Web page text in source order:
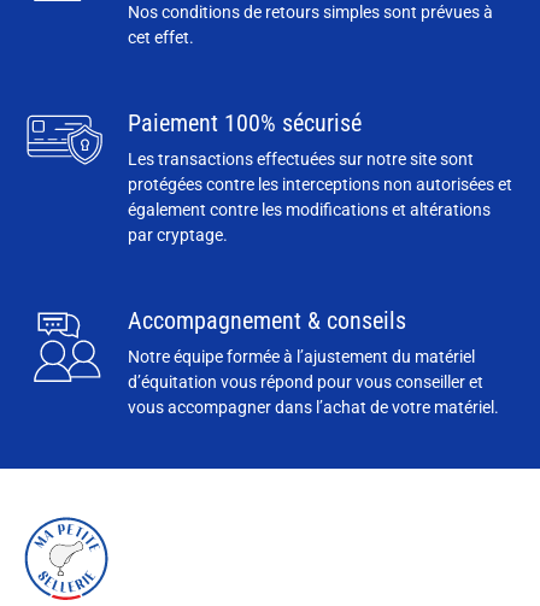
Nos conditions de retours simples sont prévues à
cet effet.
Paiement 100% sécurisé
Les transactions effectuées sur notre site sont
protégées contre les interceptions non autorisées et
également contre les modifications et altérations
par cryptage.
Accompagnement & conseils
Notre équipe formée à l’ajustement du matériel
d’équitation vous répond pour vous conseiller et
vous accompagner dans l’achat de votre matériel.